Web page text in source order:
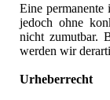
Eine
jedoch ohne
nicht zumutbar.
werden wir
Urheberrecht